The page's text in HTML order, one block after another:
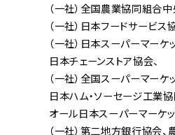
（一社）全国農業協同組合
（一社）日本フードサービス
（一社）日本スーパーマーケ
日本チェーンストア協会
（一社）全国スーパーマーケ
日本ハム・ソーセージ工業
オール日本スーパーマーケ
（一社）第二地方銀行協会